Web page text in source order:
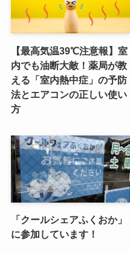
【最高気温39℃注意報】室
内でも油断大敵！薬局が教
える「室内熱中症」の予防
法とエアコンの正しい使い
方
「クールシェアふくおか」
に参加しています！